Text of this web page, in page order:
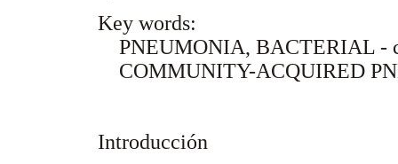
Key words:
PNEUMONIA, BACTERIAL -
COMMUNITY-ACQUIRED
Introducción